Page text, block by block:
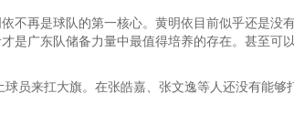
不再是球队的第一核心。黄明依目前似乎还是
是广东队储备力量中最值得培养的存在。甚至
员来扛大旗。在张皓嘉、张文逸等人还没有能